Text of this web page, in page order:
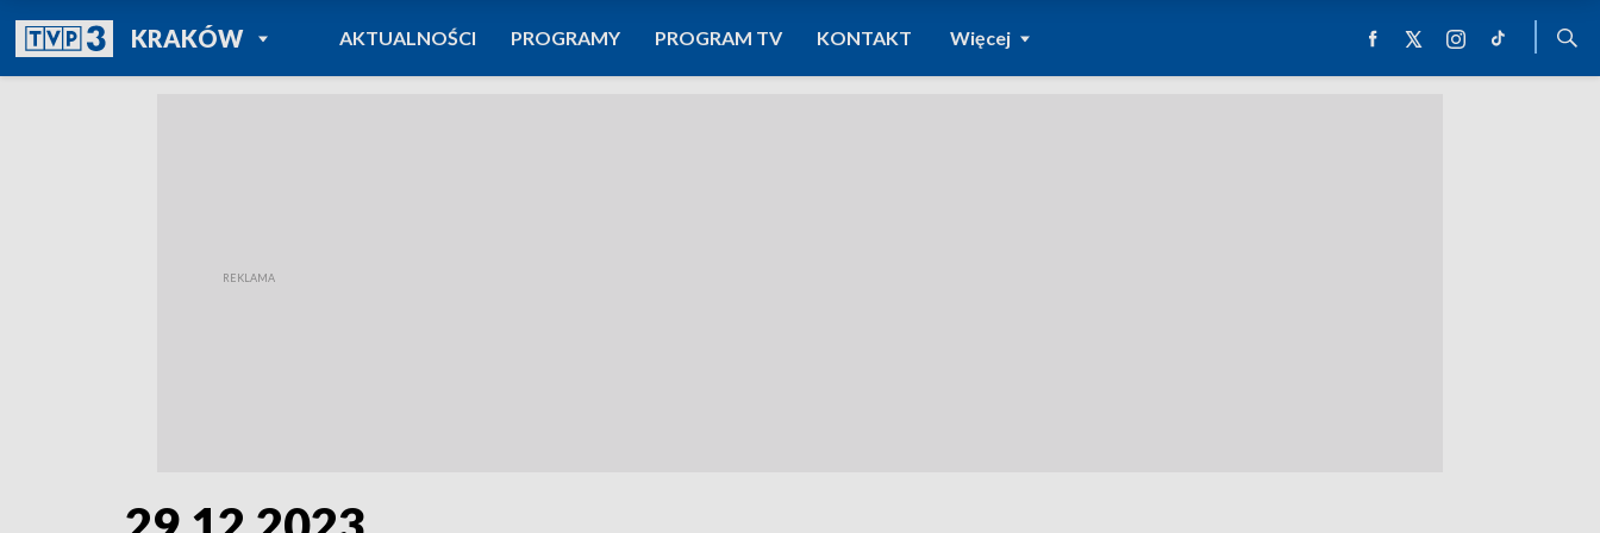
KRAKÓWPOWRÓT DO
TVP REGIONY
AKTUALNOŚCI PROGRAMY PROGRAM TV KONTAKT Więcej